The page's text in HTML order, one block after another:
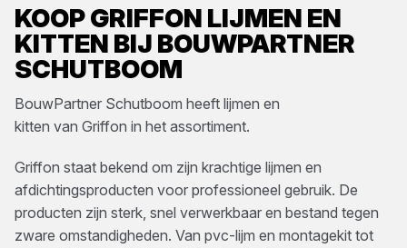
KOOPGRIFFON LIJMEN EN
KITTEN BIJ BOUWPARTNER
SCHUTBOOM
BouwPartner Schutboom heeft lijmen en
kitten van Griffon in het assortiment.
Griffon staat bekend om zijn krachtige lijmen en
afdichtingsproducten voor professioneel gebruik. De
producten zijn sterk, snel verwerkbaar en bestand tegen
zware omstandigheden. Van pvc-lijm en montagekit tot